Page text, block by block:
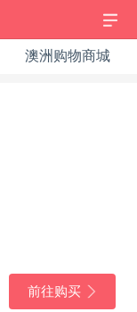
澳洲购物商城
前往购买